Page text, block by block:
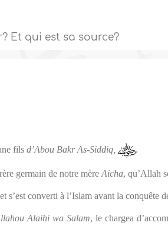
Et qui est sa source?
filsd’Abou Bakr As-Siddiq, .
germain de notre mèreAicha, qu’Allah
s’est converti à l’Islam avant la conquête
Alaihi wa Salam, le chargea